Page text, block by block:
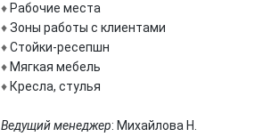
♦ Рабочие места
♦Зоны работы с клиентами
♦Стойки-ресепшн
♦ Мягкая мебель
♦ Кресла, стулья
Ведущий менеджер: Михайлова Н.